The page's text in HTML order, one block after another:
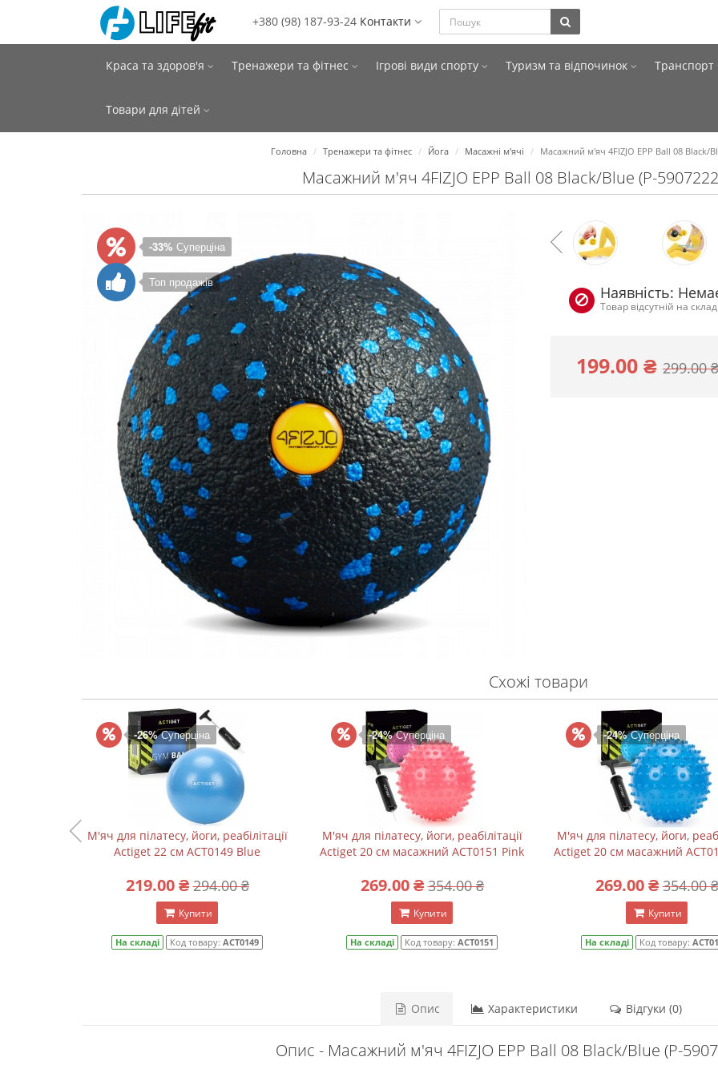
+380 (98) 187-93-24 Контакти
Краса та здоров'я Тренажери та фітнес Ігрові види спорту Туризм та відпочинок Транспорт
Товари для дітей
Головна Тренажери та фітнес Йога Масажні м'ячі Масажний м'яч 4FIZJO EPP Ball 08 Black/
Масажний м'яч 4FIZJO EPP Ball 08 Black/Blue (P-
-33% Суперціна
Топ продажів
Наявність:
Товар відсутній на складі
199.00 ₴ 299.00 ₴
Схожі товари
-26%Суперціна
М'яч для пілатесу, йоги, реабілітації
Actiget 22 см ACT0149 Blue
219.00 ₴ 294.00 ₴
Купити
На складі Код товару: ACT0149
-24%Суперціна
М'яч для пілатесу, йоги, реабілітації
Actiget 20 см масажний ACT0151 Pink
269.00 ₴ 354.00 ₴
Купити
На складі Код товару: ACT0151
-24%Суперціна
М'яч для пілатесу, йоги,
Actiget 20 см масажний
269.00 ₴ 354.00 ₴
Купити
На складі Код товару:
Опис Характеристики Відгуки (0)
Опис - Масажний м'яч 4FIZJO EPP Ball 08 Black/Blue (P-